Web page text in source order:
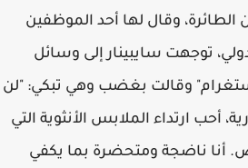
وقال لها أحد الموظفين
توجهت سايبينار إلى وسائل
وقالت بغضب وهي تبكي: "لن
ارتداء الملابس الأنثوية التي
أنا ناضجة ومتحضرة بما يكفي